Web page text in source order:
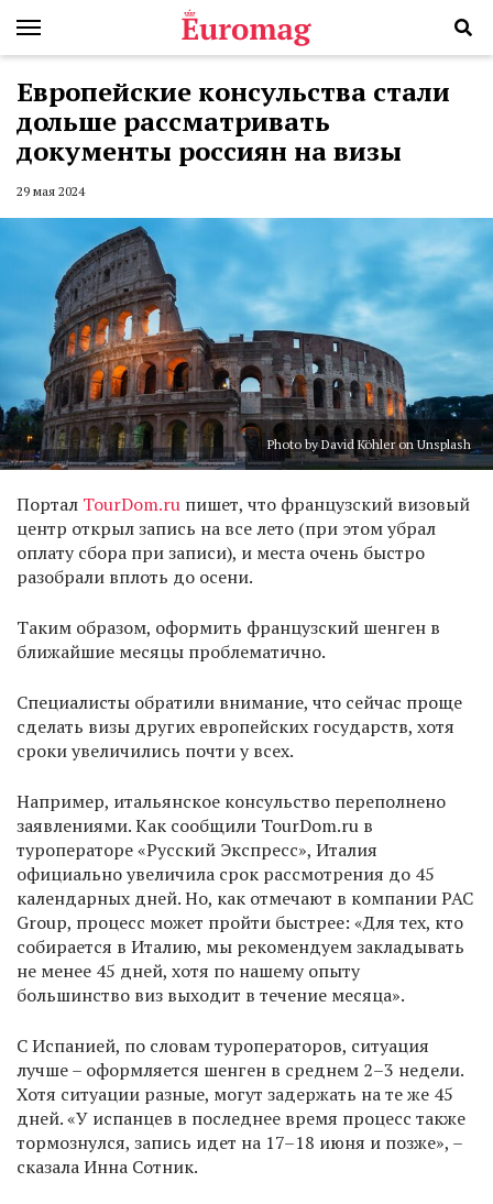
Европейские консульства стали
дольше рассматривать
документы россиян на визы
29 мая 2024
Photo by David Köhler on Unsplash
Портал TourDom.ru пишет, что французский визовый
центр открыл запись на все лето (при этом убрал
оплату сбора при записи), и места очень быстро
разобрали вплоть до осени.
Таким образом, оформить французский шенген в
ближайшие месяцы проблематично.
Специалисты обратили внимание, что сейчас проще
сделать визы других европейских государств, хотя
сроки увеличились почти у всех.
Например, итальянское консульство переполнено
заявлениями. Как сообщили TourDom.ru в
туроператоре «Русский Экспресс», Италия
официально увеличила срок рассмотрения до 45
календарных дней. Но, как отмечают в компании PAC
Group, процесс может пройти быстрее: «Для тех, кто
собирается в Италию, мы рекомендуем закладывать
не менее 45 дней, хотя по нашему опыту
большинство виз выходит в течение месяца».
С Испанией, по словам туроператоров, ситуация
лучше – оформляется шенген в среднем 2–3 недели.
Хотя ситуации разные, могут задержать на те же 45
дней. «У испанцев в последнее время процесс также
тормознулся, запись идет на 17–18 июня и позже», –
сказала Инна Сотник.